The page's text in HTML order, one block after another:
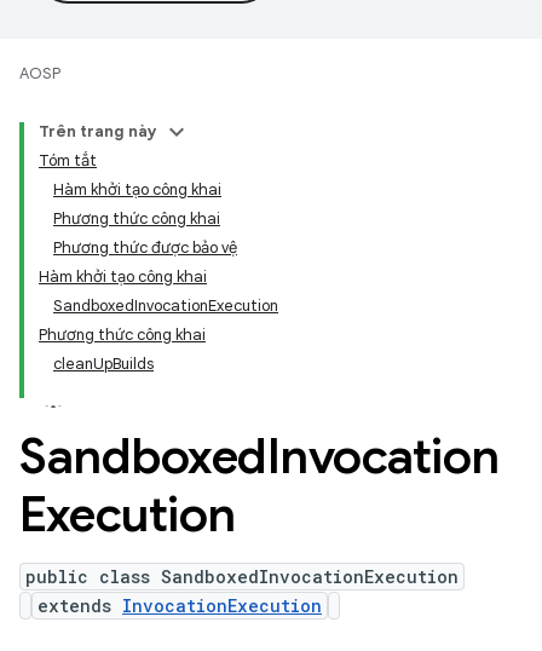
AOSP
Trên trang này
Tóm tắt
Hàm khởi tạo công khai
Phương thức công khai
Phương thức được bảo vệ
Hàm khởi tạo công khai
SandboxedInvocationExecution
Phương thức công khai
cleanUpBuilds
SandboxedInvocation
Execution
public class SandboxedInvocationExecution
extends InvocationExecution